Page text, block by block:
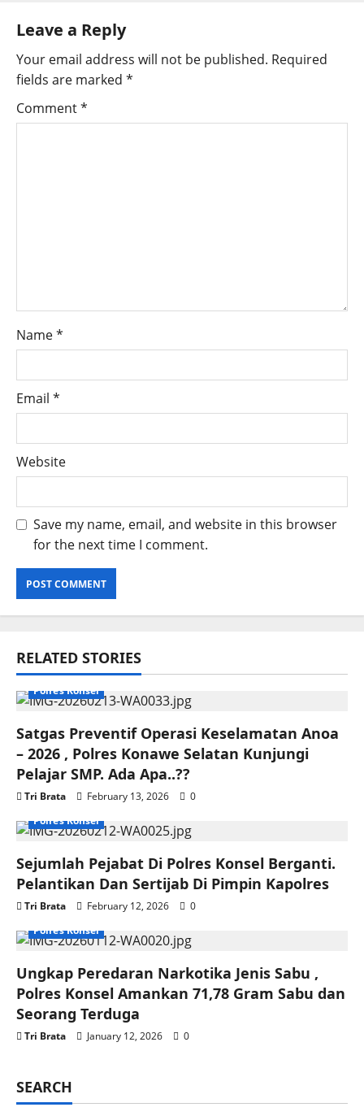
Leave a Reply
Your email address will not be published. Required
fields are marked *
Comment*
Name*
Email *
Website
Save my name, email, and website in this browser
for the next time I comment.
RELATED STORIES
Polres Konsel
Satgas Preventif Operasi Keselamatan Anoa
– 2026 , Polres Konawe Selatan Kunjungi
Pelajar SMP. Ada Apa..??
Tri Brata February 13, 2026
0
Polres Konsel
Sejumlah Pejabat Di Polres Konsel Berganti.
Pelantikan Dan Sertijab Di Pimpin Kapolres
Tri Brata February 12, 2026
0
Polres Konsel
Ungkap Peredaran Narkotika Jenis Sabu ,
Polres Konsel Amankan 71,78 Gram Sabu dan
Seorang Terduga
Tri Brata January 12, 2026 0
SEARCH